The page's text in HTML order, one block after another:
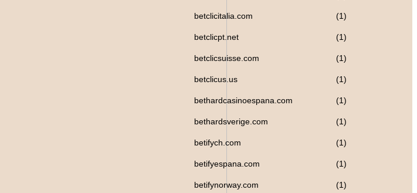
betclicitalia.com (1)
betclicpt.net (1)
betclicsuisse.com (1)
betclicus.us (1)
bethardcasinoespana.com (1)
bethardsverige.com (1)
betifych.com (1)
betifyespana.com (1)
betifynorway.com (1)